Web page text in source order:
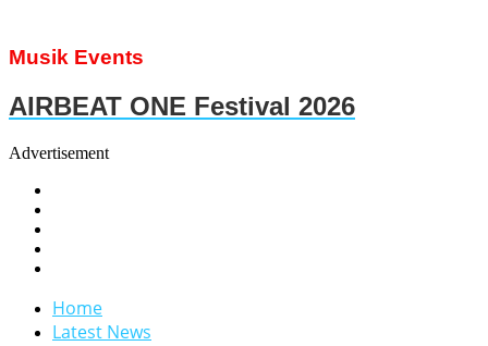
Musik Events
AIRBEAT ONE Festival 2026
Advertisement
Home
Latest News